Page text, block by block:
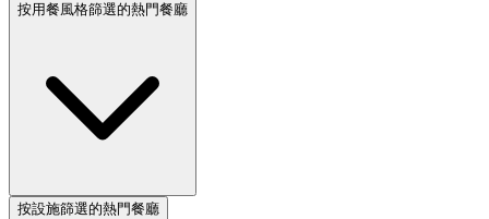
按用餐風格篩選的熱門餐廳
按設施篩選的熱門餐廳